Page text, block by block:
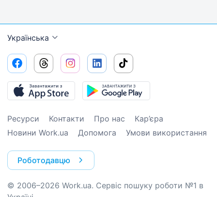
Українська
Ресурси Контакти Про нас
Кар’єра
Новини Work.ua
Допомога Умови використання
Роботодавцю
© 2006–2026 Work.ua. Сервіс пошуку роботи №1 в